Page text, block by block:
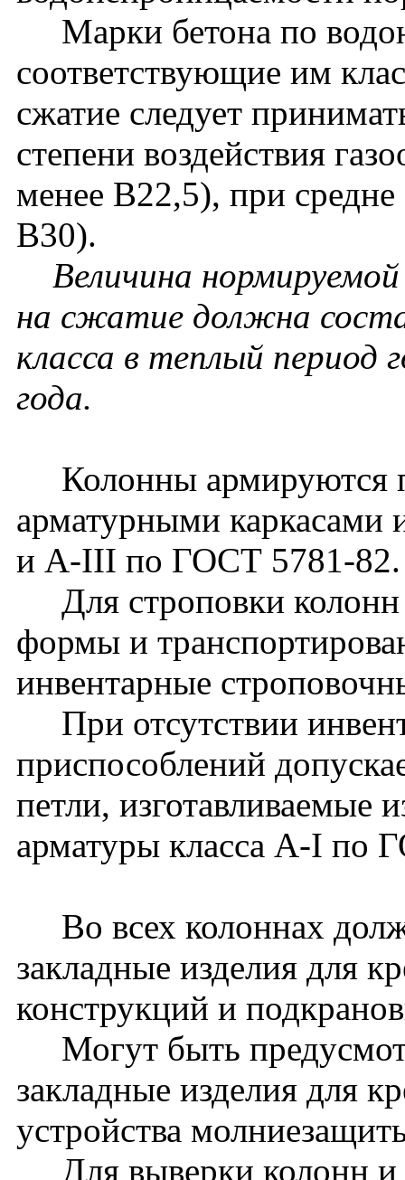
Марки бетона по
соответствующие им
сжатие следует
степени воздействия
менее В22,5), при
В30).
Величина
на сжатие должна
класса в теплый период
года.
Колонны армируются
арматурными каркасами
и A-III по ГОСТ 5781-82.
Для строповки колонн
формы и
инвентарные
При отсутствии
приспособлений
петли, изготавливаемые
арматуры класса A-I по
Во всех колоннах
закладные изделия для
конструкций и
Могут быть
закладные изделия для
устройства
Для выверки колонн